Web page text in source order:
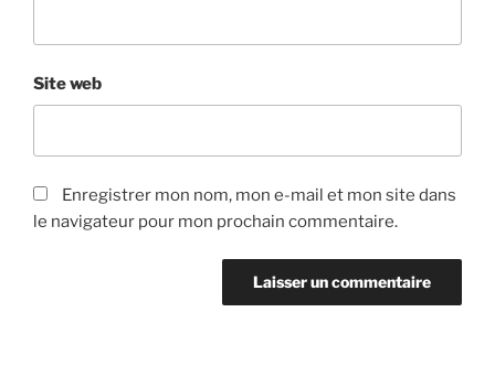
Site web
Enregistrer mon nom, mon e-mail et mon site dans
le navigateur pour mon prochain commentaire.